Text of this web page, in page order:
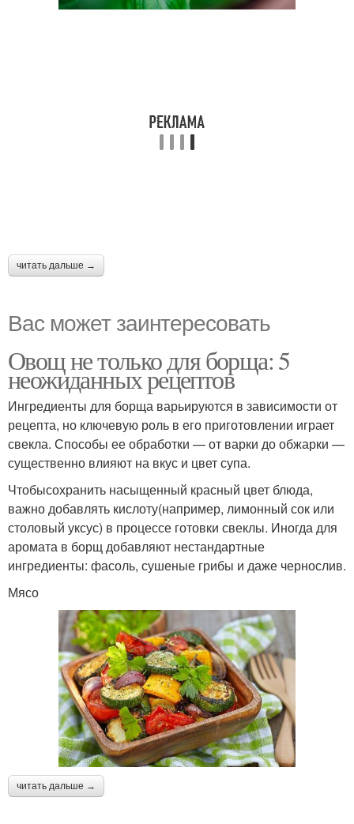
читать дальше →
Вас может заинтересовать
Овощ не только для борща: 5
неожиданных рецептов
Ингредиенты для борща варьируются в зависимости от
рецепта, но ключевую роль в его приготовлении играет
свекла. Способы ее обработки — от варки до обжарки —
существенно влияют на вкус и цвет супа.
Чтобысохранить насыщенный красный цвет блюда,
важно добавлять кислоту(например, лимонный сок или
столовый уксус) в процессе готовки свеклы. Иногда для
аромата в борщ добавляют нестандартные
ингредиенты: фасоль, сушеные грибы и даже чернослив.
Мясо
читать дальше →